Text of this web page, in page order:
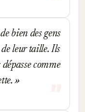
bien des gens
leur taille. Ils
comme